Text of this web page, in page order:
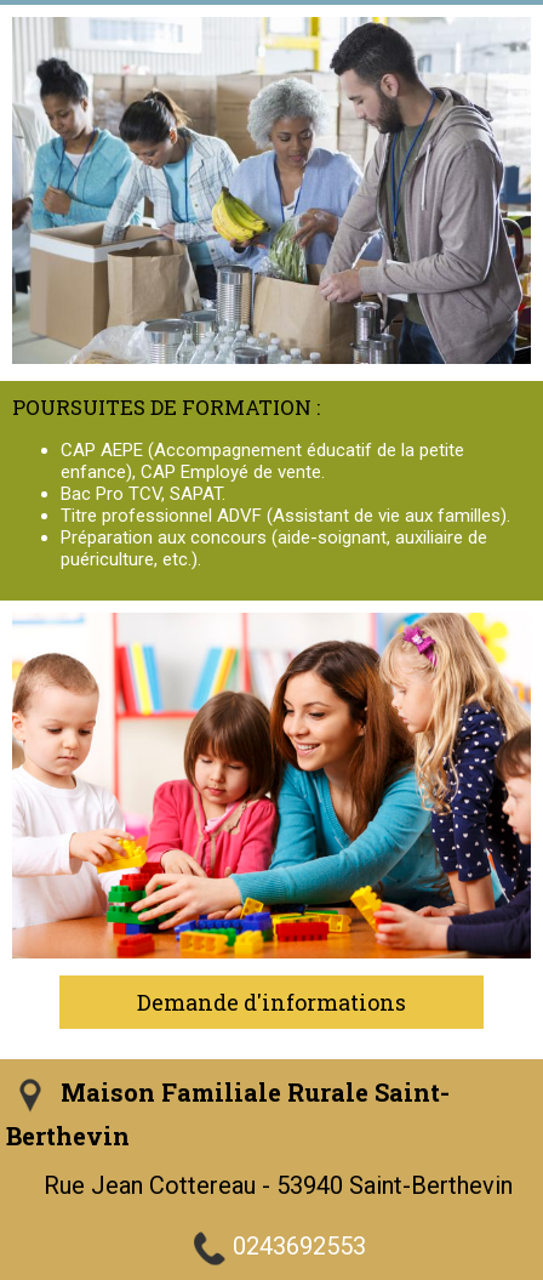
POURSUITES DE FORMATION :
CAP AEPE (Accompagnement éducatif de la petite
enfance), CAP Employé de vente.
Bac Pro TCV, SAPAT.
Titre professionnel ADVF (Assistant de vie aux familles).
Préparation aux concours (aide-soignant, auxiliaire de
puériculture, etc.).
Demande d'informations
Maison Familiale Rurale Saint-
Berthevin
Rue Jean Cottereau - 53940 Saint-Berthevin
0243692553